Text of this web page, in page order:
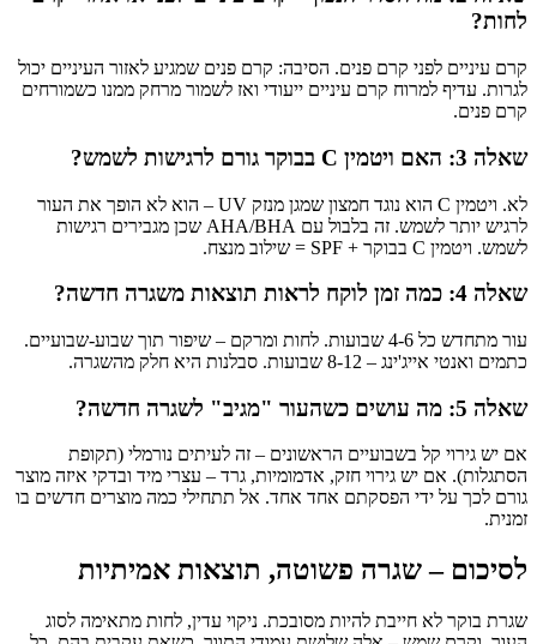
לחות?
קרם עיניים לפני קרם פנים. הסיבה: קרם פנים שמגיע לאזור העיניים יכול
לגרות. עדיף למרוח קרם עיניים ייעודי ואז לשמור מרחק ממנו כשמורחים
קרם פנים.
שאלה 3: האם ויטמין C בבוקר גורם לרגישות לשמש?
לא. ויטמין C הוא נוגד חמצון שמגן מנזק UV – הוא לא הופך את העור
לרגיש יותר לשמש. זה בלבול עם AHA/BHA שכן מגבירים רגישות
לשמש. ויטמין C בבוקר + SPF = שילוב מנצח.
שאלה 4: כמה זמן לוקח לראות תוצאות משגרה חדשה?
עור מתחדש כל 4-6 שבועות. לחות ומרקם – שיפור תוך שבוע-שבועיים.
כתמים ואנטי אייג'ינג – 8-12 שבועות. סבלנות היא חלק מהשגרה.
שאלה 5: מה עושים כשהעור "מגיב" לשגרה חדשה?
אם יש גירוי קל בשבועיים הראשונים – זה לעיתים נורמלי (תקופת
הסתגלות). אם יש גירוי חזק, אדמומיות, גרד – עצרי מיד ובדקי איזה מוצר
גורם לכך על ידי הפסקתם אחד אחד. אל תתחילי כמה מוצרים חדשים בו
זמנית.
לסיכום – שגרה פשוטה, תוצאות אמיתיות
שגרת בוקר לא חייבת להיות מסובכת. ניקוי עדין, לחות מתאימה לסוג